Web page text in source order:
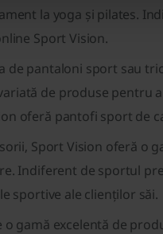
la yoga și pilates.
Sport Vision.
de pantaloni sport sau
de produse pentru
oferă pantofi sport de
Sport Vision oferă o
Indiferent de sportul
sportive ale clienților săi.
o gamă excelentă de